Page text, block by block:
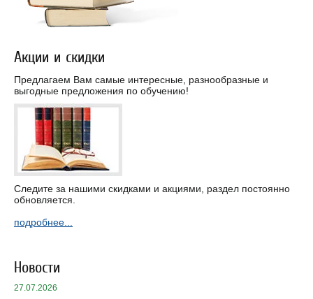
Акции и скидки
Предлагаем Вам самые интересные, разнообразные и
выгодные предложения по обучению!
Следите за нашими скидками и акциями, раздел постоянно
обновляется.
подробнее...
Новости
27.07.2026